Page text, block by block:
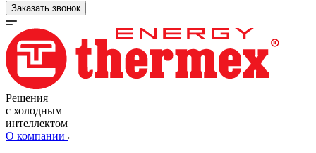
Заказать звонок
Решения
с холодным
интеллектом
О компании